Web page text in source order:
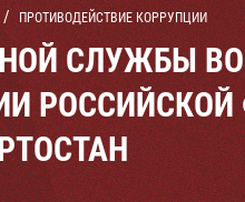
ПРОТИВОДЕЙСТВИЕ КОРРУПЦИИ
СЛУЖБЫ